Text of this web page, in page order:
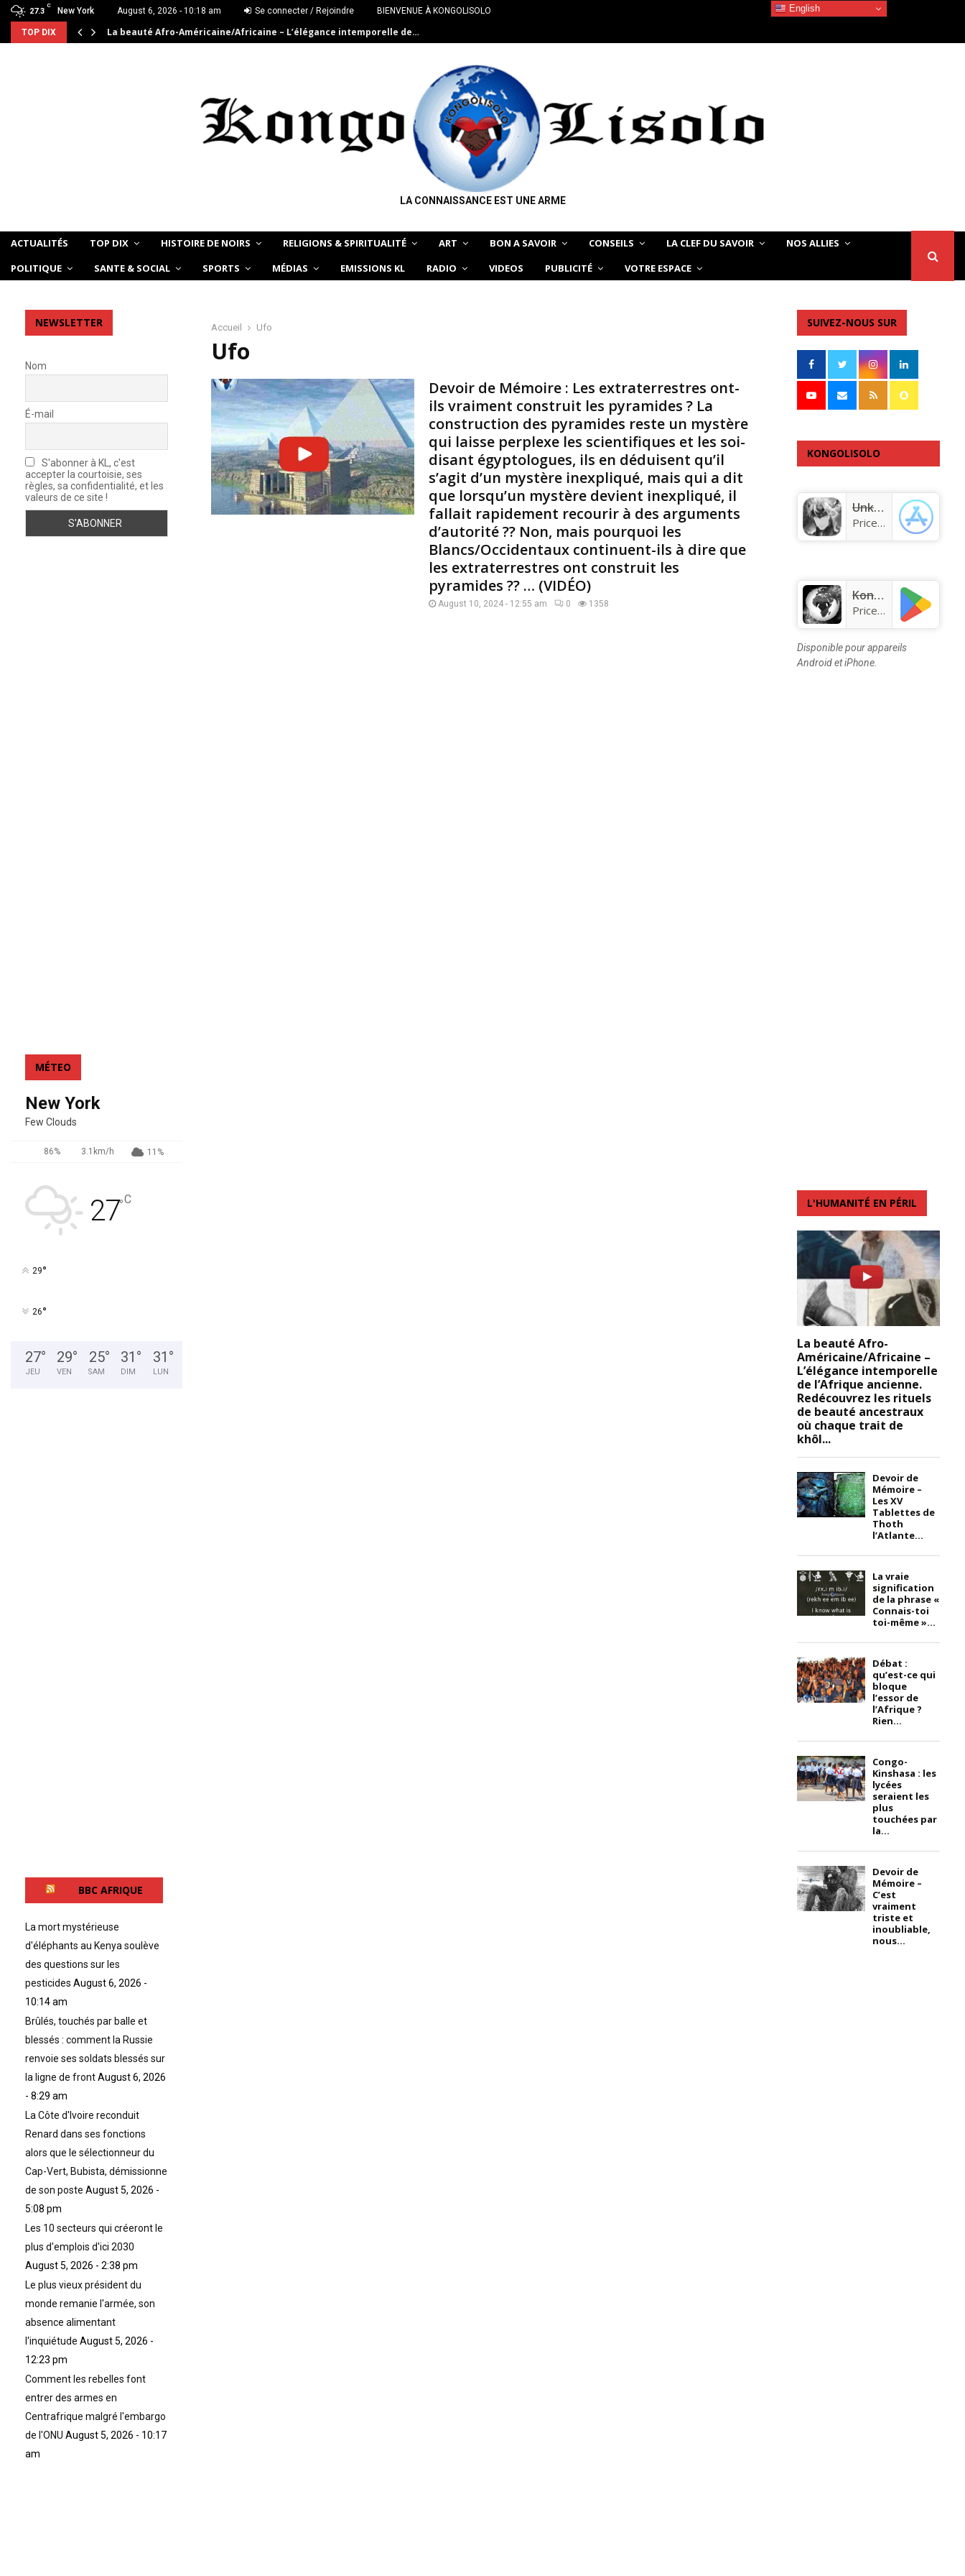
27.3
C
New York August 6, 2026 - 10:18 am Se connecter / Rejoindre BIENVENUE À KONGOLISOLO
TOP DIX La beauté Afro-Américaine/Africaine – L’élégance intemporelle de…
LA CONNAISSANCE EST UNE ARME
ACTUALITÉS TOP DIX HISTOIRE DE NOIRS RELIGIONS & SPIRITUALITÉ ART BON A SAVOIR CONSEILS LA CLEF DU SAVOIR
NOS ALLIES
POLITIQUE
SANTE & SOCIAL SPORTS MÉDIAS EMISSIONS KL RADIO VIDEOS PUBLICITÉ VOTRE ESPACE
Accueil Ufo
Ufo
Devoir de Mémoire : Les extraterrestres ont-
ils vraiment construit les pyramides ? La
construction des pyramides reste un mystère
qui laisse perplexe les scientifiques et les soi-
disant égyptologues, ils en déduisent qu’il
s’agit d’un mystère inexpliqué, mais qui a dit
que lorsqu’un mystère devient inexpliqué, il
fallait rapidement recourir à des arguments
d’autorité ?? Non, mais pourquoi les
Blancs/Occidentaux continuent-ils à dire que
les extraterrestres ont construit les
pyramides ?? … (VIDÉO)
August 10, 2024 - 12:55 am 0 1358
NEWSLETTER
Nom
É-mail
S'abonner à KL, c'est
accepter la courtoisie, ses
règles, sa confidentialité, et les
valeurs de ce site !
MÉTEO
New York
Few Clouds
86% 3.1km/h 11%
27°C
29°
26°
27°
JEU
29°
VEN
25°
SAM
31 °
DIM
31 °
LUN
BBC AFRIQUE
La mort mystérieuse
d'éléphants au Kenya soulève
des questions sur les
pesticides August 6, 2026 -
10:14 am
Brûlés, touchés par balle et
blessés : comment la Russie
renvoie ses soldats blessés sur
la ligne de frontAugust 6, 2026
- 8:29 am
La Côte d'Ivoire reconduit
Renard dans ses fonctions
alors que le sélectionneur du
Cap-Vert, Bubista, démissionne
de son poste August 5, 2026 -
5:08 pm
Les 10 secteurs qui créeront le
plus d'emplois d'ici 2030
August 5, 2026 - 2:38 pm
Le plus vieux président du
monde remanie l'armée, son
absence alimentant
l'inquiétude August 5, 2026 -
12:23 pm
Comment les rebelles font
entrer des armes en
Centrafrique malgré l'embargo
de l'ONU August 5, 2026 - 10:17
am
SUIVEZ-NOUS SUR
KONGOLISOLO
Unknown app
Price:Free
KongoLisolo
Price:Free
Disponible pour appareils
Android et iPhone.
L'HUMANITÉ EN PÉRIL
La beauté Afro-
Américaine/Africaine –
L’élégance intemporelle
de l’Afrique ancienne.
Redécouvrez les rituels
de beauté ancestraux
où chaque trait de
khôl...
Devoir de
Mémoire –
Les XV
Tablettes de
Thoth
l’Atlante...
La vraie
signification
de la phrase «
Connais-toi
toi-même »...
Débat :
qu’est-ce qui
bloque
l’essor de
l’Afrique ?
Rien...
Congo-
Kinshasa : les
lycées
seraient les
plus
touchées par
la...
Devoir de
Mémoire –
C’est
vraiment
triste et
inoubliable,
nous...
English